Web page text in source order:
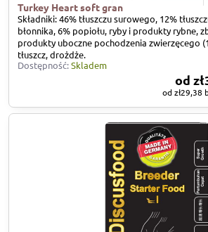
Turkey Heart soft gran
Składniki: 46% tłuszczu surowego, 12%
błonnika, 6% popiołu, ryby i produkty rybne,
produkty uboczne pochodzenia zwierzęcego
tłuszcz, drożdże.
Dostępność:Skladem
od
od zł29,38